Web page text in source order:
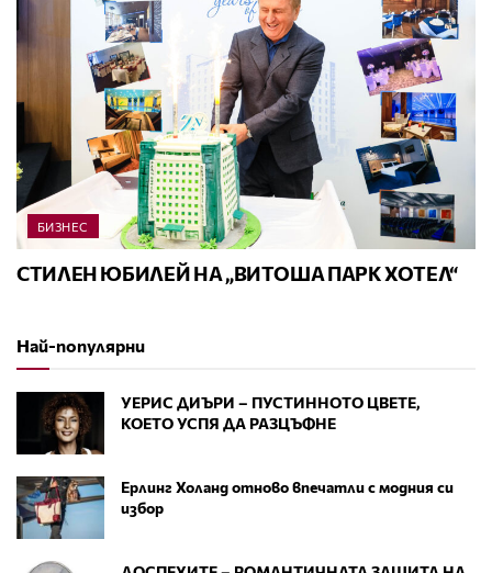
БИЗНЕС
СТИЛЕН ЮБИЛЕЙ НА „ВИТОША ПАРК ХОТЕЛ“
Най-популярни
УЕРИС ДИЪРИ – ПУСТИННОТО ЦВЕТЕ,
КОЕТО УСПЯ ДА РАЗЦЪФНЕ
Ерлинг Холанд отново впечатли с модния си
избор